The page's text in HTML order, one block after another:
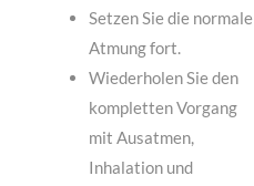
Setzen Sie die normale
Atmung fort.
Wiederholen Sie den
kompletten Vorgang
mit Ausatmen,
Inhalation und